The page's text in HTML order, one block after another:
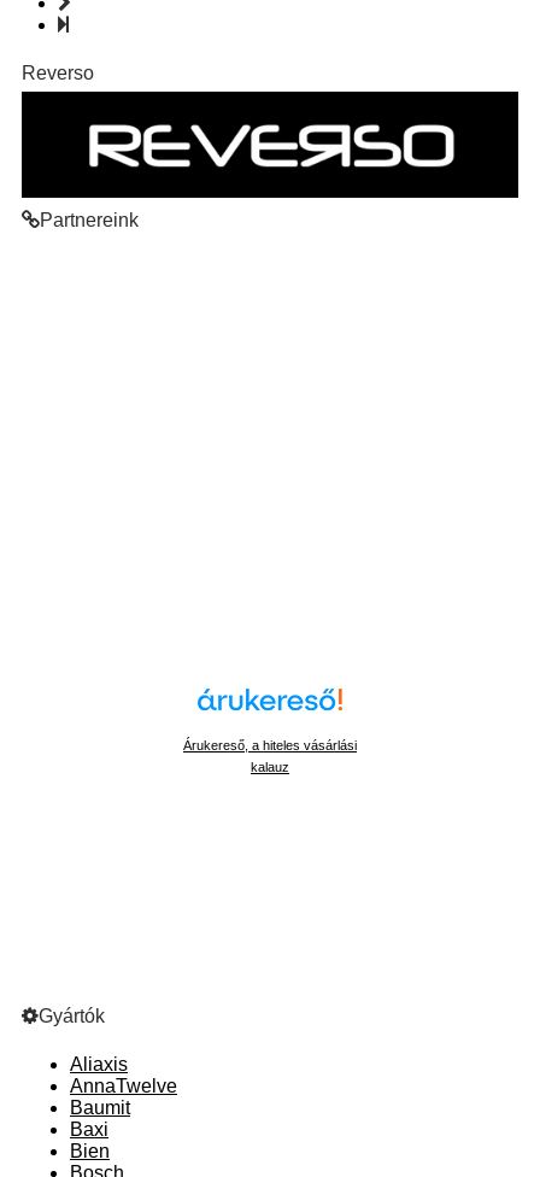
Reverso
Partnereink
Árukereső, a hiteles vásárlási
kalauz
Gyártók
Aliaxis
AnnaTwelve
Baumit
Baxi
Bien
Bosch